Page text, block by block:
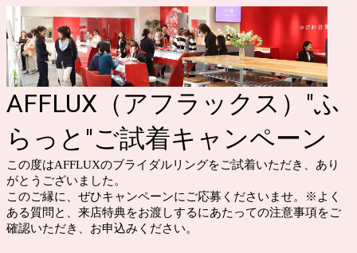
AFFLUX（アフラックス）"ふ
らっと"ご試着キャンペーン
この度はAFFLUXのブライダルリングをご試着いただき、あり
がとうございました。
このご縁に、ぜひキャンペーンにご応募くださいませ。
※ よく
ある質問と、来店特典をお渡しするにあたっての注意事項をご
確認いただき、お申込みください。